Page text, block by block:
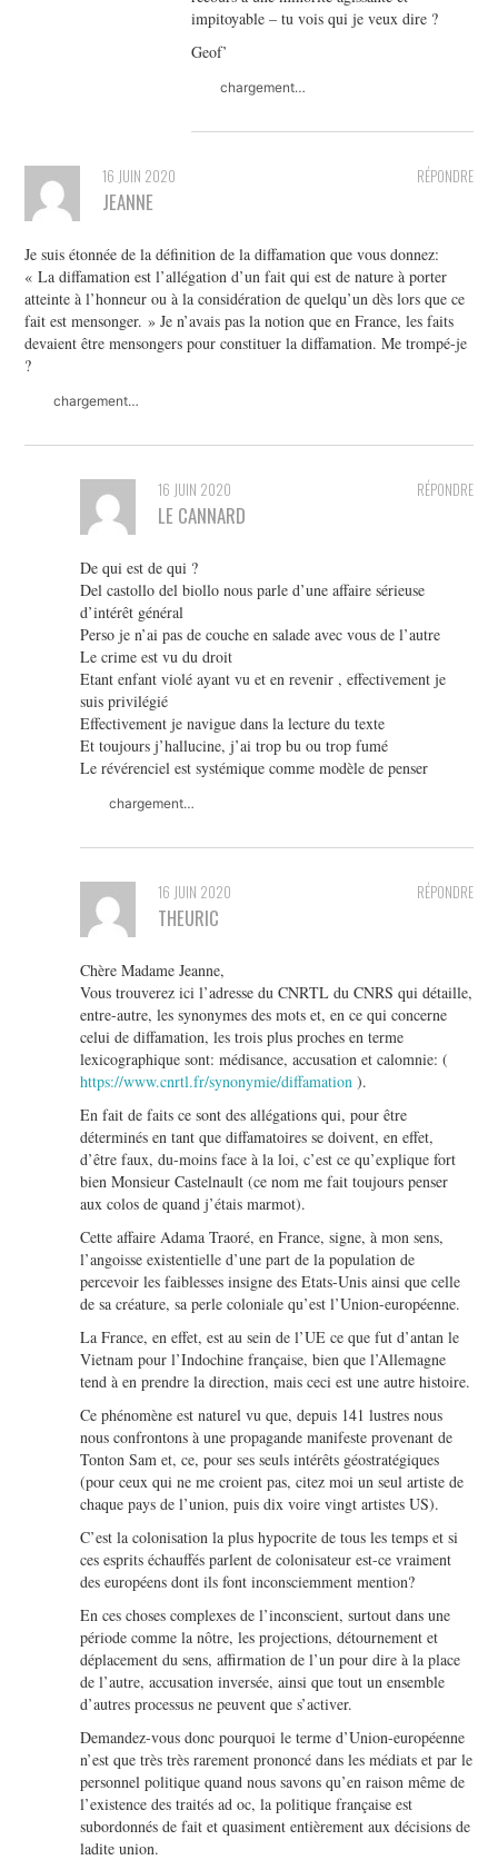
impitoyable – tu vois qui je veux dire ?
Geof’
chargement…
RÉPONDRE
16 JUIN 2020
JEANNE
Je suis étonnée de la définition de la diffamation que vous donnez:
« La diffamation est l’allégation d’un fait qui est de nature à porter
atteinte à l’honneur ou à la considération de quelqu’un dès lors que ce
fait est mensonger. » Je n’avais pas la notion que en France, les faits
devaient être mensongers pour constituer la diffamation. Me trompé-je
?
chargement…
RÉPONDRE
16 JUIN 2020
LE CANNARD
De qui est de qui ?
Del castollo del biollo nous parle d’une affaire sérieuse
d’intérêt général
Perso je n’ai pas de couche en salade avec vous de l’autre
Le crime est vu du droit
Etant enfant violé ayant vu et en revenir , effectivement je
suis privilégié
Effectivement je navigue dans la lecture du texte
Et toujours j’hallucine, j’ai trop bu ou trop fumé
Le révérenciel est systémique comme modèle de penser
chargement…
RÉPONDRE
16 JUIN 2020
THEURIC
Chère Madame Jeanne,
Vous trouverez ici l’adresse du CNRTL du CNRS qui détaille,
entre-autre, les synonymes des mots et, en ce qui concerne
celui de diffamation, les trois plus proches en terme
lexicographique sont: médisance, accusation et calomnie: (
https://www.cnrtl.fr/synonymie/diffamation ).
En fait de faits ce sont des allégations qui, pour être
déterminés en tant que diffamatoires se doivent, en effet,
d’être faux, du-moins face à la loi, c’est ce qu’explique fort
bien Monsieur Castelnault (ce nom me fait toujours penser
aux colos de quand j’étais marmot).
Cette affaire Adama Traoré, en France, signe, à mon sens,
l’angoisse existentielle d’une part de la population de
percevoir les faiblesses insigne des Etats-Unis ainsi que celle
de sa créature, sa perle coloniale qu’est l’Union-européenne.
La France, en effet, est au sein de l’UE ce que fut d’antan le
Vietnam pour l’Indochine française, bien que l’Allemagne
tend à en prendre la direction, mais ceci est une autre histoire.
Ce phénomène est naturel vu que, depuis 141 lustres nous
nous confrontons à une propagande manifeste provenant de
Tonton Sam et, ce, pour ses seuls intérêts géostratégiques
(pour ceux qui ne me croient pas, citez moi un seul artiste de
chaque pays de l’union, puis dix voire vingt artistes US).
C’est la colonisation la plus hypocrite de tous les temps et si
ces esprits échauffés parlent de colonisateur est-ce vraiment
des européens dont ils font inconsciemment mention?
En ces choses complexes de l’inconscient, surtout dans une
période comme la nôtre, les projections, détournement et
déplacement du sens, affirmation de l’un pour dire à la place
de l’autre, accusation inversée, ainsi que tout un ensemble
d’autres processus ne peuvent que s’activer.
Demandez-vous donc pourquoi le terme d’Union-européenne
n’est que très très rarement prononcé dans les médiats et par le
personnel politique quand nous savons qu’en raison même de
l’existence des traités ad oc, la politique française est
subordonnés de fait et quasiment entièrement aux décisions de
ladite union.